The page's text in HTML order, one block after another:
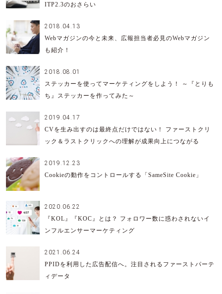
ITP2.3のおさらい
2018.04.13
Webマガジンの今と未来、広報担当者必見のWebマガジン
も紹介！
2018.08.01
ステッカーを使ってマーケティングをしよう！ ～『とりも
ち』ステッカーを作ってみた～
2019.04.17
CVを生み出すのは最終点だけではない！ ファーストクリ
ック＆ラストクリックへの理解が成果向上につながる
2019.12.23
Cookieの動作をコントロールする「SameSite Cookie」
2020.06.22
『KOL』『KOC』とは？ フォロワー数に惑わされないイ
ンフルエンサーマーケティング
2021.06.24
PPIDを利用した広告配信へ。注目されるファーストパーテ
ィデータ